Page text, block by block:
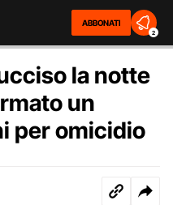
ABBONATI
2
la notte
un
per omicidio